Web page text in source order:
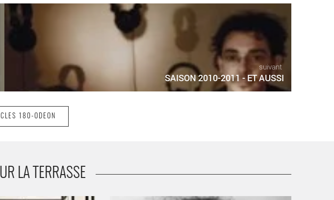
suivant
SAISON 2010-2011 - ET AUSSI
180-ODEON
LA TERRASSE